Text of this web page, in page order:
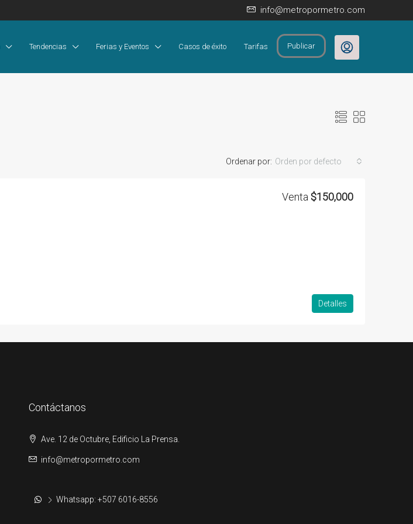
info@metropormetro.com
Tendencias Ferias y Eventos Casos de éxito Tarifas Publicar
Ordenar por: Orden por defecto
Venta $150,000
Detalles
Contáctanos
Ave. 12 de Octubre, Edificio La Prensa.
info@metropormetro.com
Whatsapp: +507 6016-8556